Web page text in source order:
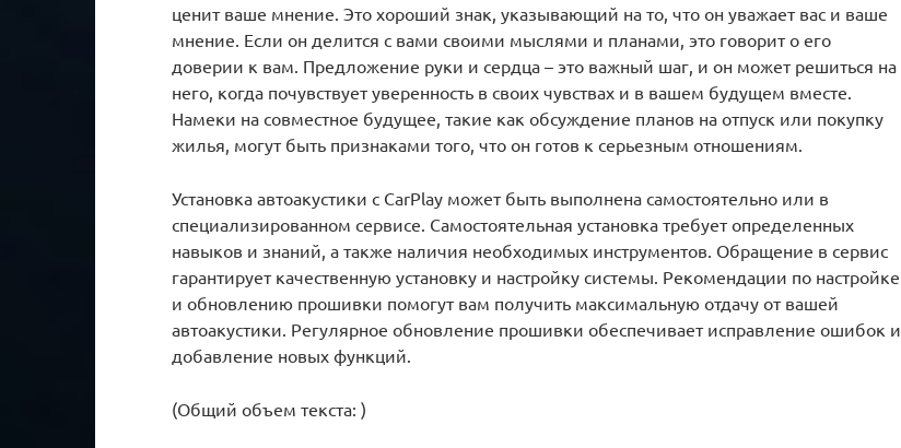
ценит ваше мнение. Это хороший знак, указывающий на то, что он уважает вас и ваше
мнение. Если он делится с вами своими мыслями и планами, это говорит о его
доверии к вам. Предложение руки и сердца – это важный шаг, и он может решиться на
него, когда почувствует уверенность в своих чувствах и в вашем будущем вместе.
Намеки на совместное будущее, такие как обсуждение планов на отпуск или покупку
жилья, могут быть признаками того, что он готов к серьезным отношениям.
Установка автоакустики с CarPlay может быть выполнена самостоятельно или в
специализированном сервисе. Самостоятельная установка требует определенных
навыков и знаний, а также наличия необходимых инструментов. Обращение в сервис
гарантирует качественную установку и настройку системы. Рекомендации по настройке
и обновлению прошивки помогут вам получить максимальную отдачу от вашей
автоакустики. Регулярное обновление прошивки обеспечивает исправление ошибок и
добавление новых функций.
(Общий объем текста: )